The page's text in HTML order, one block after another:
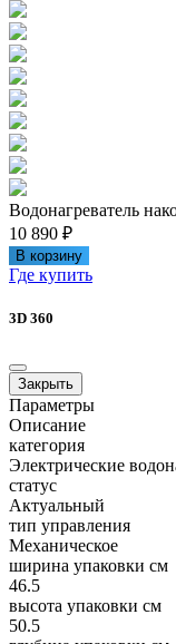
Водонагреватель
10 890 ₽
В корзину
Где купить
3D 360
Закрыть
Параметры
Описание
категория
Электрические
статус
Актуальный
тип управления
Механическое
ширина упаковки см
46.5
высота упаковки см
50.5